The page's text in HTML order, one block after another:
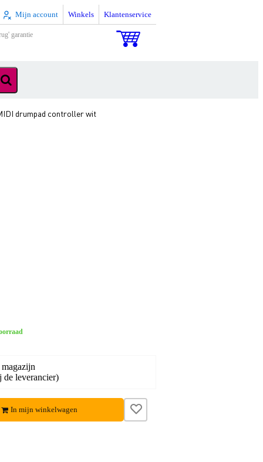
Mijn account Winkels Klantenservice
garantie
drumpad controller wit
de leverancier)
In mijn winkelwagen